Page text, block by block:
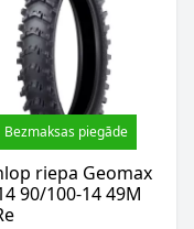
Bezmaksas piegāde
riepa Geomax
90/100-14 49M